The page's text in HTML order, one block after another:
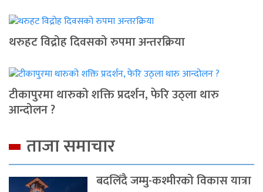
थरुहट विद्रोह दिवसको रुपमा अन्तरक्रिया
टीकापुरमा थारुको शक्ति प्रदर्शन, फेरि उठ्ला थारु
आन्दोलन ?
ताजा समाचार
बदलिँदै जम्मु-कश्मीरको विकास यात्रा